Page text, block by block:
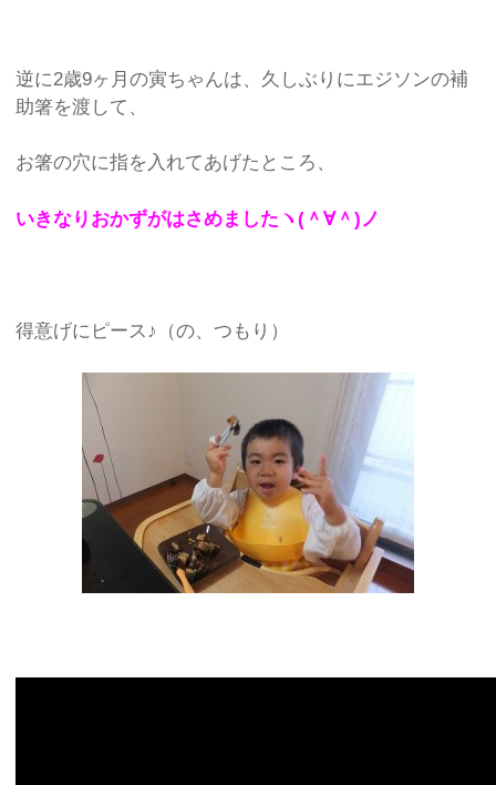
逆に2歳9ヶ月の寅ちゃんは、久しぶりにエジソンの補
助箸を渡して、
お箸の穴に指を入れてあげたところ、
いきなりおかずがはさめましたヽ(＾∀＾)ノ
得意げにピース♪（の、つもり）